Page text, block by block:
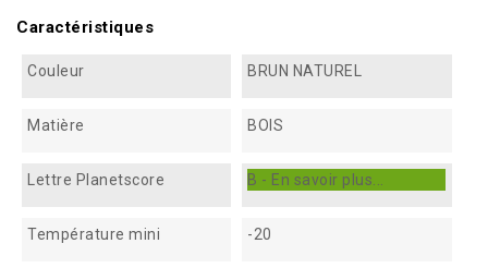
Caractéristiques
Couleur BRUN NATUREL
Matière BOIS
Lettre Planetscore B - En savoir plus...
Température mini -20